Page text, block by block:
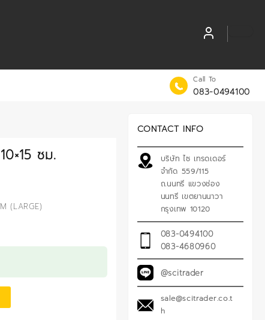
Call To
083-0494100
ซม.
(LARGE)
CONTACT INFO
บริษัท ไซ เทรดเดอร์
จำกัด 559/115
ถ.นนทรี แขวงช่อง
นนทรี เขตยานนาวา
กรุงเทพ 10120
083-0494100
083-4680960
@scitrader
sale@scitrader.co.t
h